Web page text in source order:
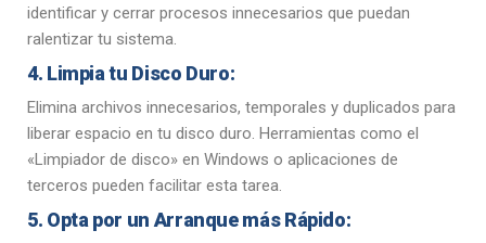
identificar y cerrar procesos innecesarios que puedan
ralentizar tu sistema.
4. Limpia tu Disco Duro:
Elimina archivos innecesarios, temporales y duplicados para
liberar espacio en tu disco duro. Herramientas como el
«Limpiador de disco» en Windows o aplicaciones de
terceros pueden facilitar esta tarea.
5. Opta por un Arranque más Rápido: